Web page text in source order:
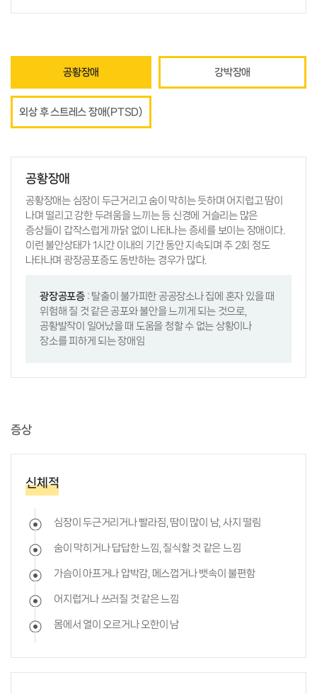
공황장애 강박장애
외상 후 스트레스 장애(PTSD)
공황장애
공황장애는 심장이 두근거리고 숨이 막히는 듯하며 어지럽고 땀이
나며 떨리고 강한 두려움을 느끼는 등 신경에 거슬리는 많은
증상들이 갑작스럽게 까닭 없이 나타나는 증세를 보이는 장애이다.
이런 불안상태가 1시간 이내의 기간 동안 지속되며 주 2회 정도
나타나며 광장공포증도 동반하는 경우가 많다.
광장공포증: 탈출이 불가피한 공공장소나 집에 혼자 있을 때
위험해 질 것 같은 공포와 불안을 느끼게 되는 것으로,
공황발작이 일어났을 때 도움을 청할 수 없는 상황이나
장소를 피하게 되는 장애임
증상
신체적
심장이 두근거리거나 빨라짐, 땀이 많이 남, 사지 떨림
숨이 막히거나 답답한 느낌, 질식할 것 같은 느낌
가슴이 아프거나 압박감, 메스껍거나 뱃속이 불편함
어지럽거나 쓰러질 것 같은 느낌
몸에서 열이 오르거나 오한이 남